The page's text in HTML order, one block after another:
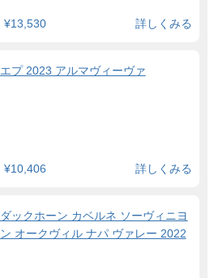
¥13,530 詳しくみる
エプ 2023 アルマヴィーヴァ
¥10,406 詳しくみる
ダックホーン カベルネ ソーヴィニヨ
ン オークヴィル ナパ ヴァレー 2022